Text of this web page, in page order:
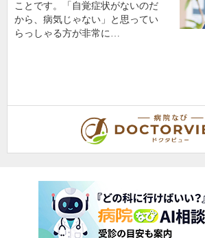
ことです。「自覚症状がないのだ
から、病気じゃない」と思ってい
らっしゃる方が非常に…